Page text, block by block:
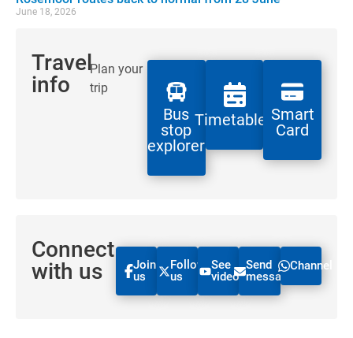
June 18, 2026
Travel
info
Plan your
trip
Bus
stop
explorer
TimetablesSmart
Card
Connect
with us
Join
us
Follow
us
See
videos
Send
message
Channel